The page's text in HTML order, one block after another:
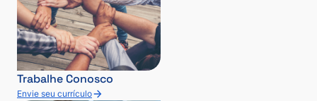
Trabalhe Conosco
Envie seu currículo